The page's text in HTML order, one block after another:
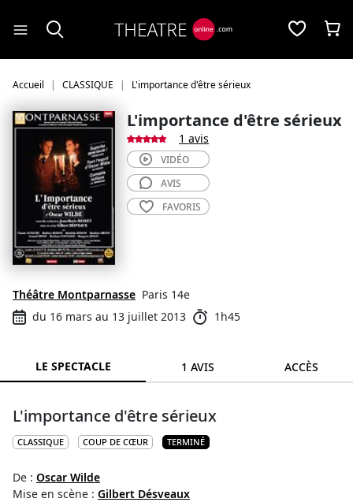
Accueil CLASSIQUE L'importance d'être sérieux
L'importance d'être sérieux
1 avis
Théâtre Montparnasse Paris 14e
du 16 mars au 13 juillet 2013
1h45
VIDÉO
AVIS
FAVORIS
LE SPECTACLE 1 AVIS ACCÈS
L'importance d'être sérieux
CLASSIQUE COUP DE CŒUR TERMINÉ
De : Oscar Wilde
Mise en scène : Gilbert Désveaux